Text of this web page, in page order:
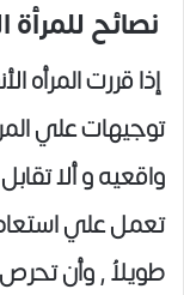
نصائح
إذا قررت المرأه
توجيهات علي
واقعيه و ألا
تعمل علي
طويلاُ , وأن